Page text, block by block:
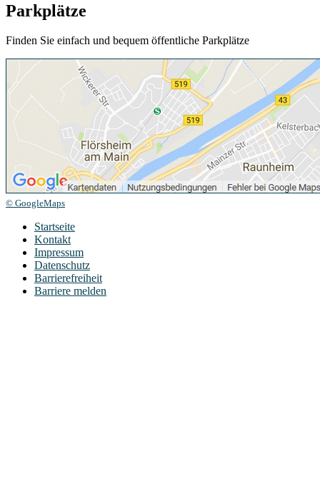
Parkplätze
Finden Sie einfach und bequem öffentliche Parkplätze
© GoogleMaps
Startseite
Kontakt
Impressum
Datenschutz
Barrierefreiheit
Barriere melden